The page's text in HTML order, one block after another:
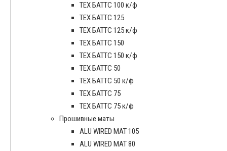
ТЕХ БАТТС 100 к/ф
ТЕХ БАТТС 125
ТЕХ БАТТС 125 к/ф
ТЕХ БАТТС 150
ТЕХ БАТТС 150 к/ф
ТЕХ БАТТС 50
ТЕХ БАТТС 50 к/ф
ТЕХ БАТТС 75
ТЕХ БАТТС 75 к/ф
Прошивные маты
ALU WIRED MAT 105
ALU WIRED MAT 80